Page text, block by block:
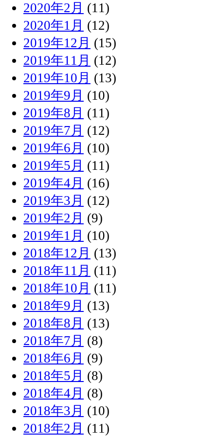
2020年2月 (11)
2020年1月 (12)
2019年12月 (15)
2019年11月 (12)
2019年10月 (13)
2019年9月 (10)
2019年8月 (11)
2019年7月 (12)
2019年6月 (10)
2019年5月 (11)
2019年4月 (16)
2019年3月 (12)
2019年2月 (9)
2019年1月 (10)
2018年12月 (13)
2018年11月 (11)
2018年10月 (11)
2018年9月 (13)
2018年8月 (13)
2018年7月 (8)
2018年6月 (9)
2018年5月 (8)
2018年4月 (8)
2018年3月 (10)
2018年2月 (11)